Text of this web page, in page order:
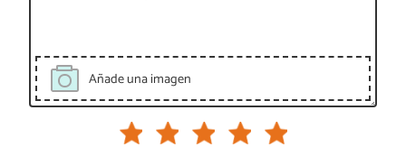
Añade una imagen